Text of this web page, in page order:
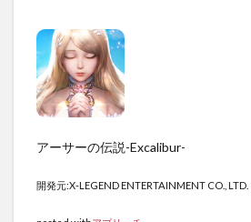
アーサーの伝説-Excalibur-
開発元:X-LEGEND ENTERTAINMENT CO., LTD.